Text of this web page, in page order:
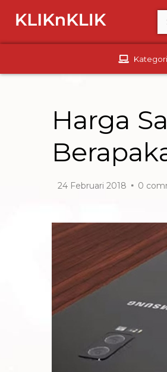
Harga
24 Februari 2018 0